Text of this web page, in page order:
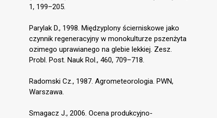
1, 199–205.
Parylak D., 1998. Międzyplony ścierniskowe jako
czynnik regeneracyjny w monokulturze pszenżyta
ozimego uprawianego na glebie lekkiej. Zesz.
Probl. Post. Nauk Rol., 460, 709–718.
Radomski Cz., 1987. Agrometeorologia. PWN,
Warszawa.
Smagacz J., 2006. Ocena produkcyjno-